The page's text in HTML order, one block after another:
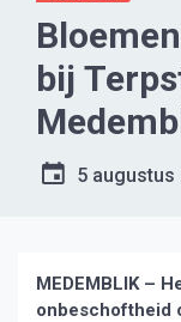
bij
5 augustus
MEDEMBLIK –
onbeschoftheid